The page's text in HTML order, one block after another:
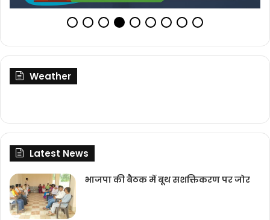
Weather
Latest News
भाजपा की बैठक में बूथ सशक्तिकरण पर जोर